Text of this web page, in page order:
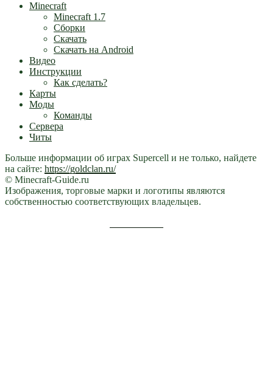
Minecraft
Minecraft 1.7
Сборки
Скачать
Скачать на Android
Видео
Инструкции
Как сделать?
Карты
Моды
Команды
Сервера
Читы
Больше информации об играх Supercell и не только, найдете
на сайте: https://goldclan.ru/
© Minecraft-Guide.ru
Изображения, торговые марки и логотипы являются
собственностью соответствующих владельцев.